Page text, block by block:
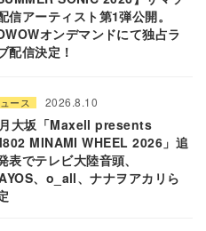
信アーティスト第1弾公開。
オンデマンドにて独占ラ
配信決定！
ース 2026.8.10
大坂「Maxell presents
MINAMI WHEEL 2026」追
表でテレビ大陸音頭、
、o_all、ナナヲアカリら